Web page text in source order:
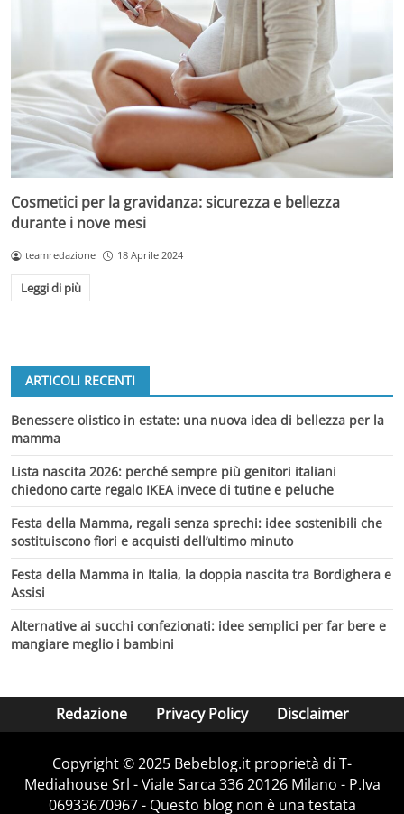
Cosmetici per la gravidanza: sicurezza e bellezza
durante i nove mesi
teamredazione 18 Aprile 2024
Leggi di più
ARTICOLI RECENTI
Benessere olistico in estate: una nuova idea di bellezza per la
mamma
Lista nascita 2026: perché sempre più genitori italiani
chiedono carte regalo IKEA invece di tutine e peluche
Festa della Mamma, regali senza sprechi: idee sostenibili che
sostituiscono fiori e acquisti dell’ultimo minuto
Festa della Mamma in Italia, la doppia nascita tra Bordighera e
Assisi
Alternative ai succhi confezionati: idee semplici per far bere e
mangiare meglio i bambini
Redazione Privacy Policy Disclaimer
Copyright © 2025 Bebeblog.it proprietà di T-
Mediahouse Srl - Viale Sarca 336 20126 Milano - P.Iva
06933670967 - Questo blog non è una testata